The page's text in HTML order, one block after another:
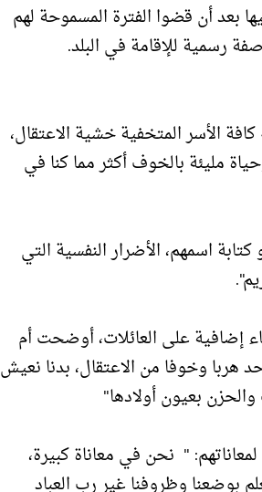
بعد أن قضوا الفترة المسموحة لهم
رسمية للإقامة في البلد.
الأسر المتخفية خشية الاعتقال،
مليئة بالخوف أكثر مما كنا في
اسمهم، الأضرار النفسية التي
إضافية على العائلات، أوضحت أم
هربا وخوفا من الاعتقال، بدنا نعيش
بعيون أولادها"
" نحن في معاناة كبيرة،
بوضعنا وظروفنا غير رب العباد